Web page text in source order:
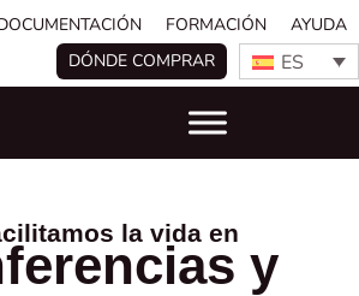
FORMACIÓN
AYUDA
DÓNDE COMPRAR
ES
la vida en
y